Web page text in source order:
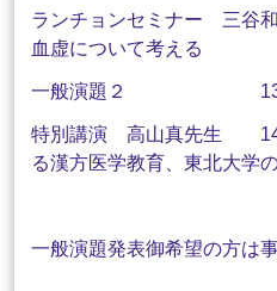
ランチョンセミナー 三谷
血虚について考える
一般演題２ 13:00
特別講演 高山真先生
る漢方医学教育、東北大学
一般演題発表御希望の方は